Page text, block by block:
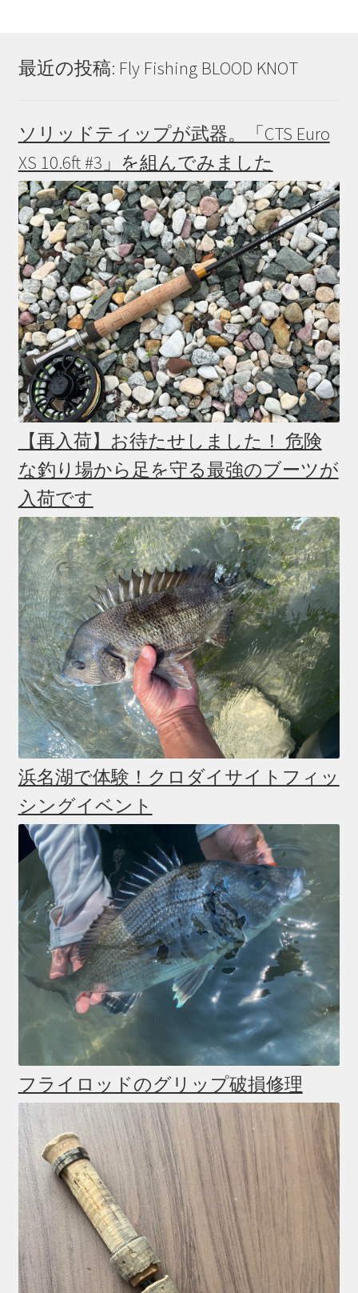
最近の投稿: Fly Fishing BLOOD KNOT
ソリッドティップが武器。「CTS Euro
XS 10.6ft #3」を組んでみました
【再入荷】お待たせしました！ 危険
な釣り場から足を守る最強のブーツが
入荷です
浜名湖で体験！クロダイサイトフィッ
シングイベント
フライロッドのグリップ破損修理